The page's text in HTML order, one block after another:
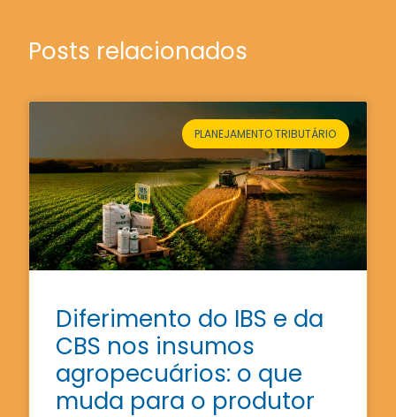
Posts relacionados
PLANEJAMENTO TRIBUTÁRIO
Diferimento do IBS e da
CBS nos insumos
agropecuários: o que
muda para o produtor